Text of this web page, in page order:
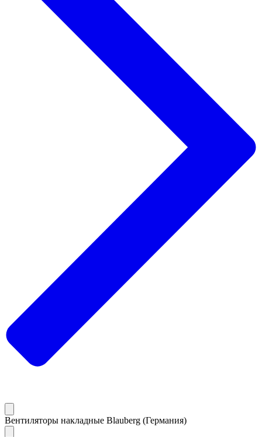
Вентиляторы накладные Blauberg (Германия)